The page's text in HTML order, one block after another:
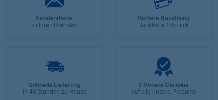
Kundendienst
zu Ihren Diensten
Sichere Bezahlung
Bankkarte / Scheck
Schnelle Lieferung
in 48 Stunden zu Hause
3 Monate Garantie
auf alle unsere Produkte